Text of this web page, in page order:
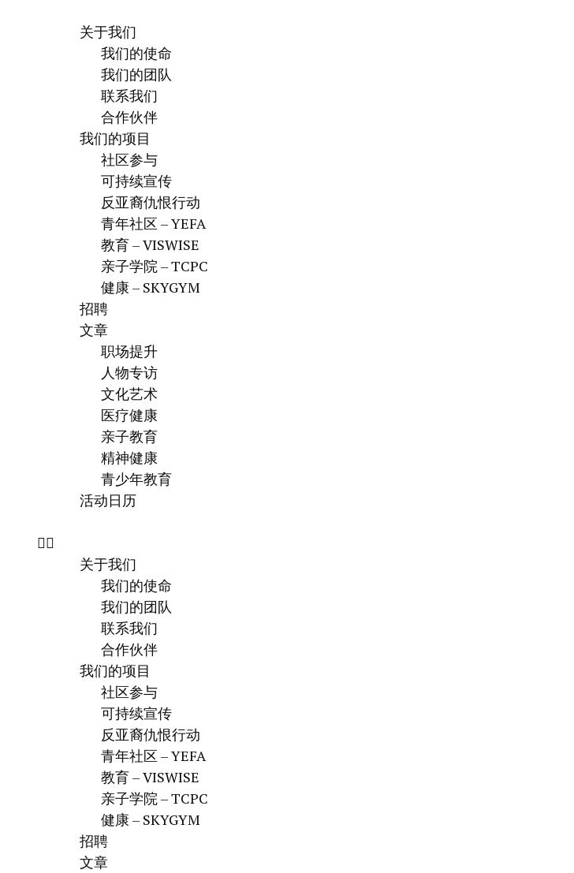
关于我们
我们的使命
我们的团队
联系我们
合作伙伴
我们的项目
社区参与
可持续宣传
反亚裔仇恨行动
青年社区 – YEFA
教育 – VISWISE
亲子学院 – TCPC
健康 – SKYGYM
招聘
文章
职场提升
人物专访
文化艺术
医疗健康
亲子教育
精神健康
青少年教育
活动日历
关于我们
我们的使命
我们的团队
联系我们
合作伙伴
我们的项目
社区参与
可持续宣传
反亚裔仇恨行动
青年社区 – YEFA
教育 – VISWISE
亲子学院 – TCPC
健康 – SKYGYM
招聘
文章